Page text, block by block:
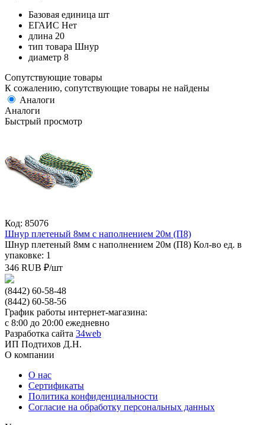
Базовая единица шт
ЕГАИС Нет
длина 20
тип товара Шнур
диаметр 8
Сопутствующие товары
К сожалению, сопутствующие товары не найдены
Аналоги
Аналоги
Быстрый просмотр
Код: 85076
Шнур плетеный 8мм с наполнением 20м (П8)
Шнур плетеный 8мм с наполнением 20м (П8) Кол-во ед. в
упаковке: 1
346 RUB ₽/шт
(8442) 60-58-48
(8442) 60-58-56
График работы интернет-магазина:
с 8:00 до 20:00 ежедневно
Разработка сайта 34web
ИП Подтихов Д.Н.
О компании
О нас
Сертификаты
Политика конфиденциальности
Согласие на обработку персональных данных